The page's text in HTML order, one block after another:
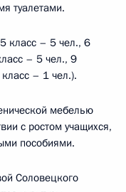
туалетами.
класс – 5 чел., 6
– 5 чел., 9
– 1 чел.).
мебелью
с ростом учащихся,
пособиями.
Соловецкого